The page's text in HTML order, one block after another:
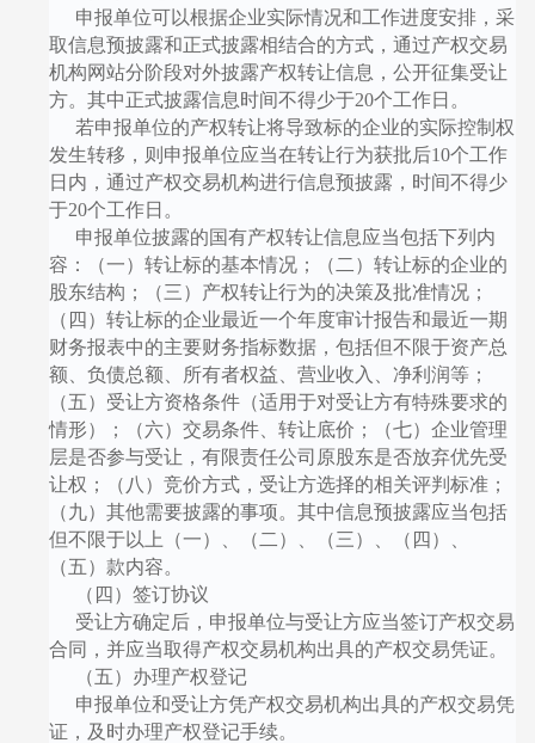
申报单位可以根据企业实际情况和工作进度安排，采
取信息预披露和正式披露相结合的方式，通过产权交易
机构网站分阶段对外披露产权转让信息，公开征集受让
方。其中正式披露信息时间不得少于20个工作日。
若申报单位的产权转让将导致标的企业的实际控制权
发生转移，则申报单位应当在转让行为获批后10个工作
日内，通过产权交易机构进行信息预披露，时间不得少
于20个工作日。
申报单位披露的国有产权转让信息应当包括下列内
容：（一）转让标的基本情况；（二）转让标的企业的
股东结构；（三）产权转让行为的决策及批准情况；
（四）转让标的企业最近一个年度审计报告和最近一期
财务报表中的主要财务指标数据，包括但不限于资产总
额、负债总额、所有者权益、营业收入、净利润等；
（五）受让方资格条件（适用于对受让方有特殊要求的
情形）；（六）交易条件、转让底价；（七）企业管理
层是否参与受让，有限责任公司原股东是否放弃优先受
让权；（八）竞价方式，受让方选择的相关评判标准；
（九）其他需要披露的事项。其中信息预披露应当包括
但不限于以上（一）、（二）、（三）、（四）、
（五）款内容。
（四）签订协议
受让方确定后，申报单位与受让方应当签订产权交易
合同，并应当取得产权交易机构出具的产权交易凭证。
（五）办理产权登记
申报单位和受让方凭产权交易机构出具的产权交易凭
证，及时办理产权登记手续。